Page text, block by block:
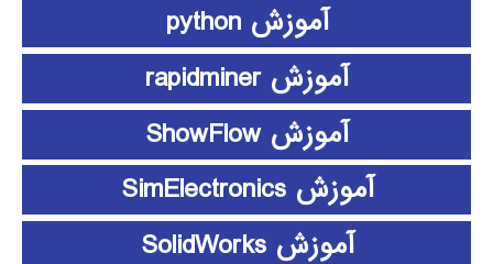
آموزش python
آموزش rapidminer
آموزش ShowFlow
آموزش SimElectronics
آموزش SolidWorks